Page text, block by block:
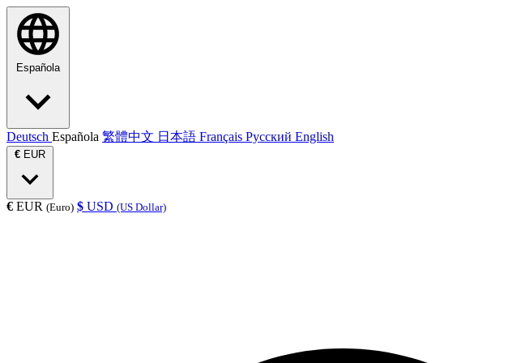
Española
Deutsch Española 繁體中文 日本語 Français Русский English
€ EUR
€ EUR (Euro) $ USD (US Dollar)